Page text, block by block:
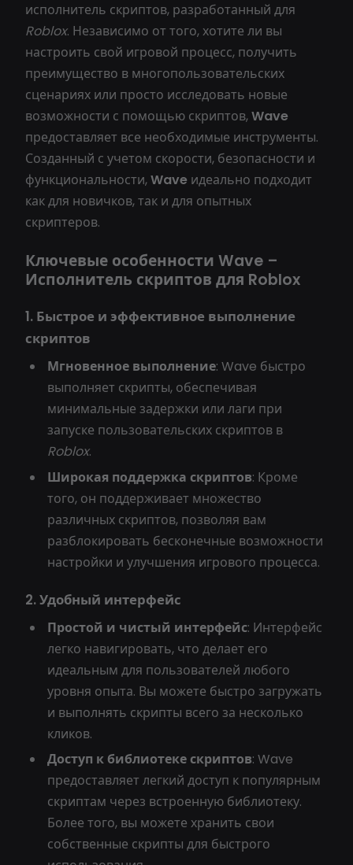
исполнитель скриптов, разработанный для
Roblox. Независимо от того, хотите ли вы
настроить свой игровой процесс, получить
преимущество в многопользовательских
сценариях или просто исследовать новые
возможности с помощью скриптов,Wave
предоставляет все необходимые инструменты.
Созданный с учетом скорости, безопасности и
функциональности,Wave идеально подходит
как для новичков, так и для опытных
скриптеров.
Ключевые особенности Wave –
Исполнитель скриптов для Roblox
1. Быстрое и эффективное выполнение
скриптов
Мгновенное выполнение: Wave быстро
выполняет скрипты, обеспечивая
минимальные задержки или лаги при
запуске пользовательских скриптов в
Roblox.
Широкая поддержка скриптов: Кроме
того, он поддерживает множество
различных скриптов, позволяя вам
разблокировать бесконечные возможности
настройки и улучшения игрового процесса.
2. Удобный интерфейс
Простой и чистый интерфейс: Интерфейс
легко навигировать, что делает его
идеальным для пользователей любого
уровня опыта. Вы можете быстро загружать
и выполнять скрипты всего за несколько
кликов.
Доступ к библиотеке скриптов: Wave
предоставляет легкий доступ к популярным
скриптам через встроенную библиотеку.
Более того, вы можете хранить свои
собственные скрипты для быстрого